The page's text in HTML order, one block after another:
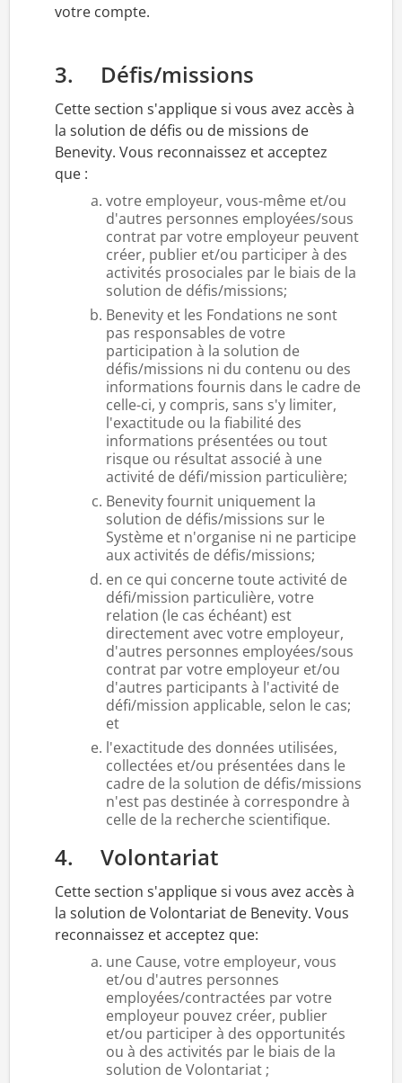
votre compte.
3. Défis/missions
Cette section s'applique si vous avez accès à
la solution de défis ou de missions de
Benevity. Vous reconnaissez et acceptez
que :
votre employeur, vous-même et/ou
d'autres personnes employées/sous
contrat par votre employeur peuvent
créer, publier et/ou participer à des
activités prosociales par le biais de la
solution de défis/missions;
Benevity et les Fondations ne sont
pas responsables de votre
participation à la solution de
défis/missions ni du contenu ou des
informations fournis dans le cadre de
celle-ci, y compris, sans s'y limiter,
l'exactitude ou la fiabilité des
informations présentées ou tout
risque ou résultat associé à une
activité de défi/mission particulière;
Benevity fournit uniquement la
solution de défis/missions sur le
Système et n'organise ni ne participe
aux activités de défis/missions;
en ce qui concerne toute activité de
défi/mission particulière, votre
relation (le cas échéant) est
directement avec votre employeur,
d'autres personnes employées/sous
contrat par votre employeur et/ou
d'autres participants à l'activité de
défi/mission applicable, selon le cas;
et
l'exactitude des données utilisées,
collectées et/ou présentées dans le
cadre de la solution de défis/missions
n'est pas destinée à correspondre à
celle de la recherche scientifique.
4. Volontariat
Cette section s'applique si vous avez accès à
la solution de Volontariat de Benevity. Vous
reconnaissez et acceptez que:
une Cause, votre employeur, vous
et/ou d'autres personnes
employées/contractées par votre
employeur pouvez créer, publier
et/ou participer à des opportunités
ou à des activités par le biais de la
solution de Volontariat ;